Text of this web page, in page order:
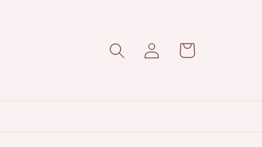
Iniciar
sesión
Carrito